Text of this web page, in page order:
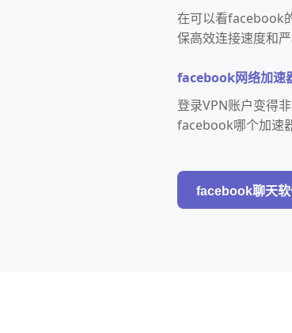
在可以看facebook
保高效连接速度和
facebook网络加速
登录VPN账户变得
facebook哪个加速
facebook聊天